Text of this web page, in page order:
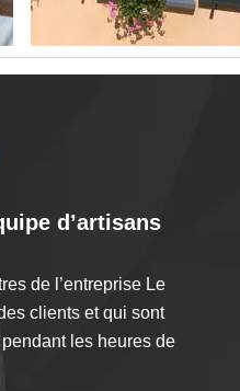
d’artisans
de l’entreprise Le
clients et qui sont
les heures de